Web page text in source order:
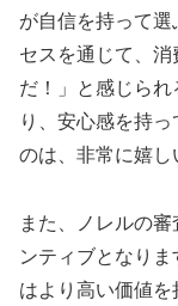
が自信を持って
セスを通じて、
だ！」と感じら
り、安心感を持
のは、非常に嬉し
また、ノレルの
ンティブとなり
はより高い価値を